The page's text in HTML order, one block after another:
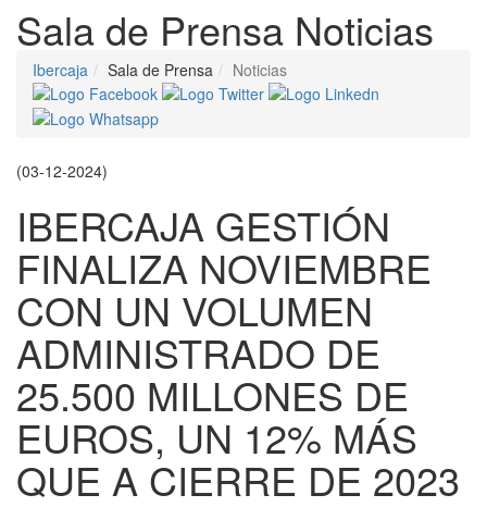
Sala de Prensa Noticias
Ibercaja Sala de Prensa Noticias
(03-12-2024)
IBERCAJA GESTIÓN
FINALIZA NOVIEMBRE
CON UN VOLUMEN
ADMINISTRADO DE
25.500 MILLONES DE
EUROS, UN 12% MÁS
QUE A CIERRE DE 2023